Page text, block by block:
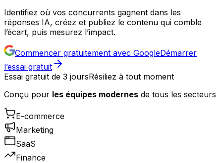
Identifiez où vos concurrents gagnent dans les
réponses IA, créez et publiez le contenu qui comble
l’écart, puis mesurez l’impact.
Commencer gratuitement avec GoogleDémarrer
l’essai gratuit
Essai gratuit de 3 joursRésiliez à tout moment
Conçu pour les équipes modernes de tous les secteurs
E-commerce
Marketing
SaaS
Finance